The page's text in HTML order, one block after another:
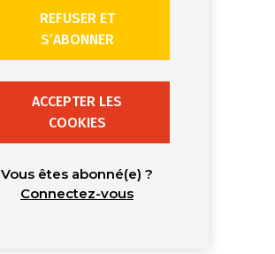
REFUSER ET
S’ABONNER
ACCEPTER LES
COOKIES
Vous êtes abonné(e) ?
Connectez-vous